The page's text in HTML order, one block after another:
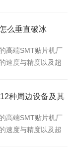
么垂直破冰
高端SMT贴片机厂
速度与精度以及超
种周边设备及其
高端SMT贴片机厂
速度与精度以及超